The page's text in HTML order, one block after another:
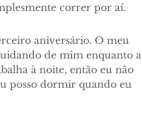
correr por aí.
aniversário. O meu
de mim enquanto a
à noite, então eu não
posso dormir quando eu